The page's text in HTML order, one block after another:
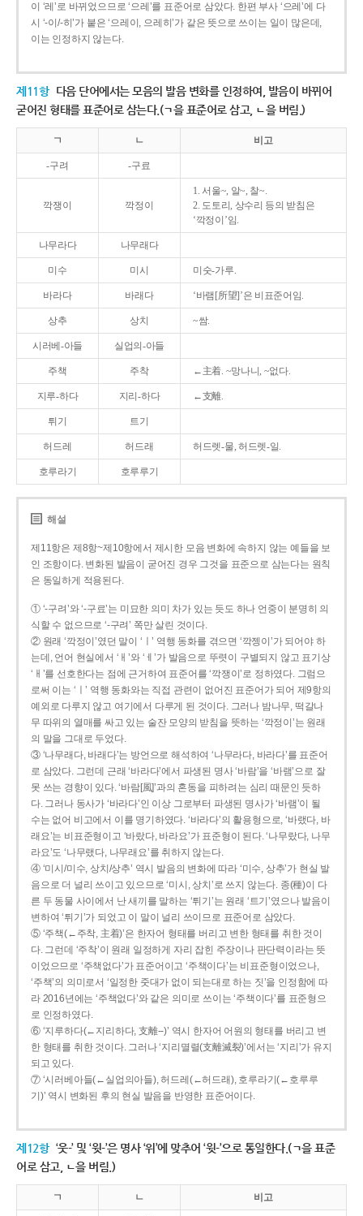
이 ‘레’로 바뀌었으므로 ‘으레’를 표준어로 삼았다. 한편 부사 ‘으레’에 다
시 ‘-이/-히’가 붙은 ‘으레이, 으레히’가 같은 뜻으로 쓰이는 일이 많은데,
이는 인정하지 않는다.
제11항 다음 단어에서는 모음의 발음 변화를 인정하여, 발음이 바뀌어
굳어진 형태를 표준어로 삼는다.(ㄱ을 표준어로 삼고, ㄴ을 버림.)
ㄱ ㄴ 비고
-구려 -구료
깍쟁이 깍정이
1. 서울~, 알~, 찰~.
2. 도토리, 상수리 등의 받침은
‘깍정이’임.
나무라다 나무래다
미수 미시 미숫-가루.
바라다 바래다 ‘바램[所望]’은 비표준어임.
상추 상치 ~쌈.
시러베-아들 실업의-아들
주책 주착 ←主着. ~망나니, ~없다.
지루-하다 지리-하다 ←支離.
튀기 트기
허드레 허드래 허드렛-물, 허드렛-일.
호루라기 호루루기
해설
제11항은 제8항~제10항에서 제시한 모음 변화에 속하지 않는 예들을 보
인 조항이다. 변화된 발음이 굳어진 경우 그것을 표준으로 삼는다는 원칙
은 동일하게 적용된다.
① ‘-구려’와 ‘-구료’는 미묘한 의미 차가 있는 듯도 하나 언중이 분명히 의
식할 수 없으므로 ‘-구려’ 쪽만 살린 것이다.
② 원래 ‘깍정이’였던 말이 ‘ㅣ’ 역행 동화를 겪으면 ‘깍젱이’가 되어야 하
는데, 언어 현실에서 ‘ㅐ’와 ‘ㅔ’가 발음으로 뚜렷이 구별되지 않고 표기상
‘ㅐ’를 선호한다는 점에 근거하여 표준어를 ‘깍쟁이’로 정하였다. 그럼으
로써 이는 ‘ㅣ’ 역행 동화와는 직접 관련이 없어진 표준어가 되어 제9항의
예외로 다루지 않고 여기에서 다루게 된 것이다. 그러나 밤나무, 떡갈나
무 따위의 열매를 싸고 있는 술잔 모양의 받침을 뜻하는 ‘깍정이’는 원래
의 말을 그대로 두었다.
③ ‘나무래다, 바래다’는 방언으로 해석하여 ‘나무라다, 바라다’를 표준어
로 삼았다. 그런데 근래 ‘바라다’에서 파생된 명사 ‘바람’을 ‘바램’으로 잘
못 쓰는 경향이 있다. ‘바람[風]’과의 혼동을 피하려는 심리 때문인 듯하
다. 그러나 동사가 ‘바라다’인 이상 그로부터 파생된 명사가 ‘바램’이 될
수는 없어 비고에서 이를 명기하였다. ‘바라다’의 활용형으로, ‘바랬다, 바
래요’는 비표준형이고 ‘바랐다, 바라요’가 표준형이 된다. ‘나무랐다, 나무
라요’도 ‘나무랬다, 나무래요’를 취하지 않는다.
④ ‘미시/미수, 상치/상추’ 역시 발음의 변화에 따라 ‘미수, 상추’가 현실 발
음으로 더 널리 쓰이고 있으므로 ‘미시, 상치’로 쓰지 않는다. 종(種)이 다
른 두 동물 사이에서 난 새끼를 말하는 ‘튀기’는 원래 ‘트기’였으나 발음이
변하여 ‘튀기’가 되었고 이 말이 널리 쓰이므로 표준어로 삼았다.
⑤ ‘주책(←주착, 主着)’은 한자어 형태를 버리고 변한 형태를 취한 것이
다. 그런데 ‘주착’이 원래 일정하게 자리 잡힌 주장이나 판단력이라는 뜻
이었으므로 ‘주책없다’가 표준어이고 ‘주책이다’는 비표준형이었으나,
‘주책’의 의미로서 ‘일정한 줏대가 없이 되는대로 하는 짓’을 인정함에 따
라 2016년에는 ‘주책없다’와 같은 의미로 쓰이는 ‘주책이다’를 표준형으
로 인정하였다.
⑥ ‘지루하다(←지리하다, 支離--)’ 역시 한자어 어원의 형태를 버리고 변
한 형태를 취한 것이다. 그러나 ‘지리멸렬(支離滅裂)’에서는 ‘지리’가 유지
되고 있다.
⑦ ‘시러베아들(←실업의아들), 허드레(←허드래), 호루라기(←호루루
기)’ 역시 변화된 후의 현실 발음을 반영한 표준어이다.
제12항 ‘웃-’ 및 ‘윗-’은 명사 ‘위’에 맞추어 ‘윗-’으로 통일한다.(ㄱ을 표준
어로 삼고, ㄴ을 버림.)
ㄱ ㄴ 비고